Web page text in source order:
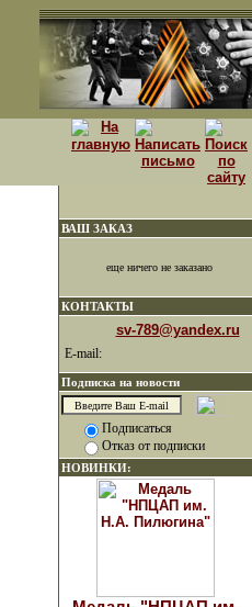
ВАШ ЗАКАЗ
еще ничего не заказано
КОНТАКТЫ
sv-789@yandex.ru
E-mail:
Подписка на новости
Подписаться
Отказ от подписки
НОВИНКИ: